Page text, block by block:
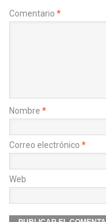
Comentario *
Nombre *
Correo electrónico *
Web